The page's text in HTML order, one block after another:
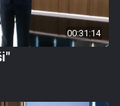
00:31:14